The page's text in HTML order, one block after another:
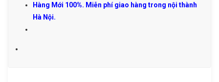
Hàng Mới 100%. Miễn phí giao hàng trong nội thành
Hà Nội.